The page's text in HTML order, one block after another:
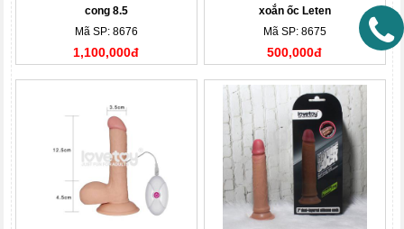
cong 8.5
Mã SP: 8676
1,100,000đ
xoắn ốc Leten
Mã SP: 8675
500,000đ